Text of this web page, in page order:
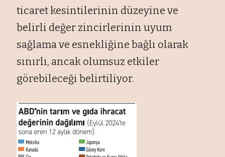
ticaret kesintilerinin düzeyine ve
belirli değer zincirlerinin uyum
sağlama ve esnekliğine bağlı olarak
sınırlı, ancak olumsuz etkiler
görebileceği belirtiliyor.